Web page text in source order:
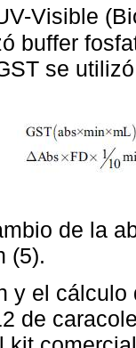
Visible
buffer
se
de la
(5).
y el
de